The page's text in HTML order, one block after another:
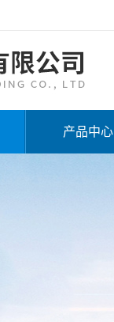
产品中心